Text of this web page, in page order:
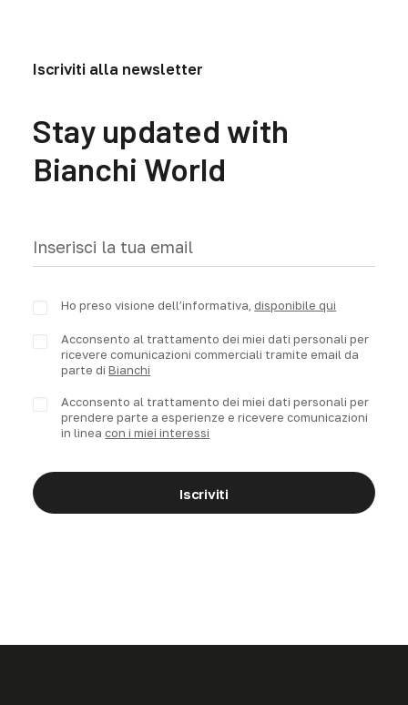
Iscriviti alla newsletter
Stay updated with
Bianchi World
Ho preso visione dell’informativa,disponibile qui
Acconsento al trattamento dei miei dati personali per
ricevere comunicazioni commerciali tramite email da
parte diBianchi
Acconsento al trattamento dei miei dati personali per
prendere parte a esperienze e ricevere comunicazioni
in lineacon i miei interessi